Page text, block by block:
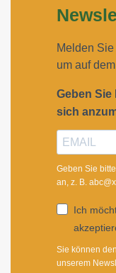
Melden
um auf
Geben Sie
sich
Geben Sie
an, z. B.
Ich
Sie können
unserem